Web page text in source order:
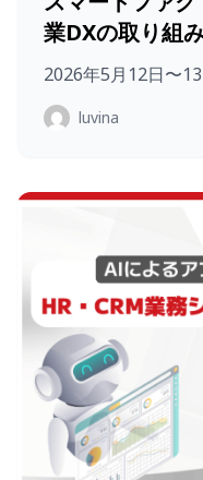
業DXの取り組
2026年5月12日〜
luvina